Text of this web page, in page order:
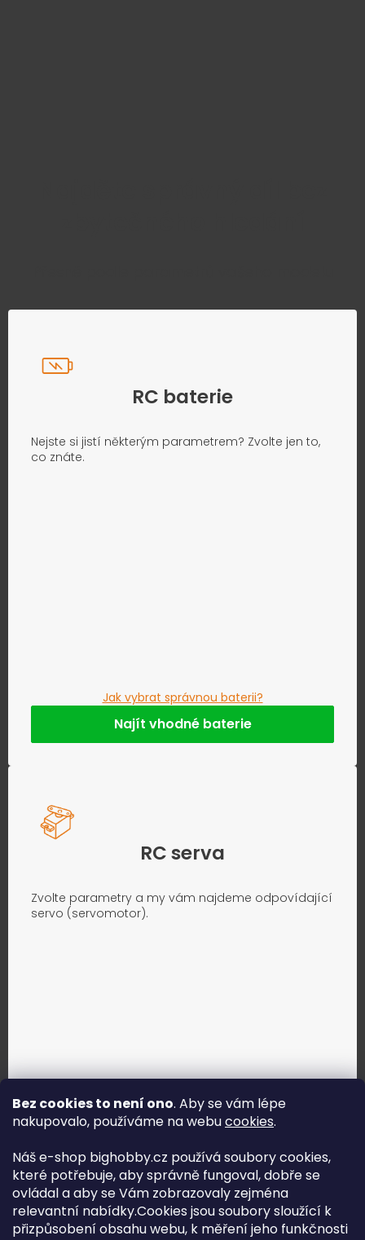
Bez cookies to není ono. Aby se vám lépe
nakupovalo, používáme na webucookies.
Náš e-shop bighobby.cz používá soubory cookies,
které potřebuje, aby správně fungoval, dobře se
ovládal a aby se Vám zobrazovaly zejména
relevantní nabídky.Cookies jsou soubory sloužící k
přizpůsobení obsahu webu, k měření jeho funkčnosti
RC baterie
Nejste si jistí některým parametrem? Zvolte jen to,
co znáte.
Jak vybrat správnou baterii?
Najít vhodné baterie
RC serva
Zvolte parametry a my vám najdeme odpovídající
servo (servomotor).
Jak vybrat správné servo?
Najít správné servo